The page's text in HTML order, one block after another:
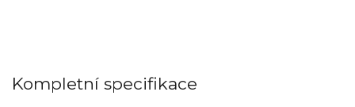
Kompletní specifikace